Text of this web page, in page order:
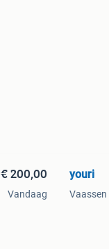
€ 200,00
Vandaag
youri
Vaassen